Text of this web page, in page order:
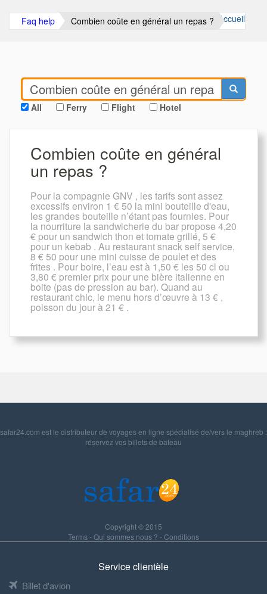
Accueil
Faq help Combien coûte en général un repas ?
All Ferry Flight Hotel
Combien coûte en général
un repas ?
Pour la compagnie GNV , les tarifs sont assez
excessifs environ 1 € 50 la mini bouteille d'eau,
les grandes bouteille n’étant pas fournies. Pour
la nourriture la sandwicherie du bar propose 4,20
€ pour un sandwich thon et tomate grillé, 5 €
pour un kebab . Au restaurant snack self service,
8 € 50 pour une mini cuisse de poulet et des
frites . Pour boire, l’eau est à 1,50 € les 50 cl ou
3,80 € premier prix pour une bière italienne en
boite (pas de pression au bar). Quand au
restaurant chic, le menu hors d’œuvre à 13 € ,
poisson du jour à 21 € .
safar24.com est le distributeur de voyages en ligne spécialisé de/vers le maghreb :
réservez vos billets de bateau
Copyright © 2015
Terms-Qui sommes nous ? -Conditions
Service clientèle
Billet d'avion